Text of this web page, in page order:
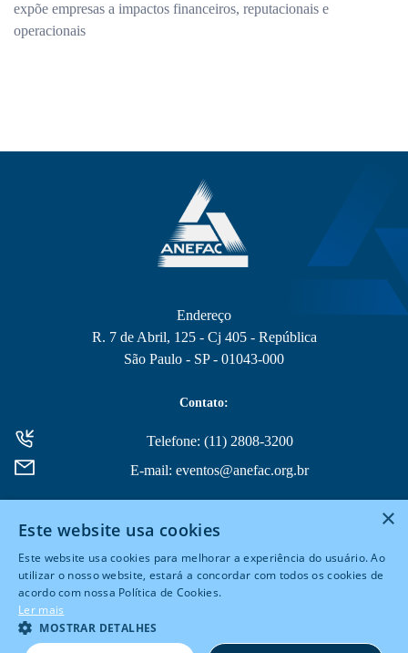
expõe empresas a impactos financeiros, reputacionais e
operacionais
Endereço
R. 7 de Abril, 125 - Cj 405 - República
São Paulo - SP - 01043-000
Contato:
Telefone: (11) 2808-3200
E-mail: eventos@anefac.org.br
Powered byMZ
×
Este website usa cookies
Este website usa cookies para melhorar a experiência do usuário. Ao
utilizar o nosso website, estará a concordar com todos os cookies de
acordo com nossa Política de Cookies.
Ler mais
MOSTRAR DETALHES